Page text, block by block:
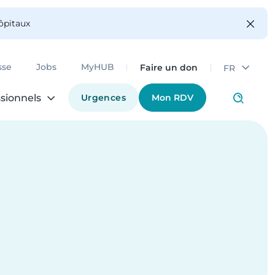
Jobs MyHUB Faire un don FR
Urgences Mon RDV